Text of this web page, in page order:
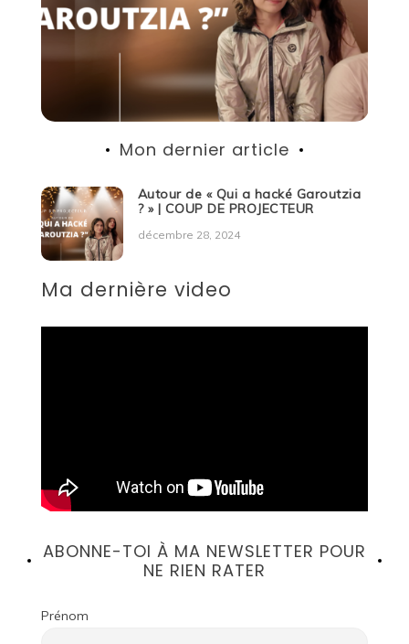
Mon dernier article
Autour de « Qui a hacké Garoutzia
? » | COUP DE PROJECTEUR
décembre 28, 2024
Ma dernière video
ABONNE-TOI À MA NEWSLETTER POUR
NE RIEN RATER
Prénom